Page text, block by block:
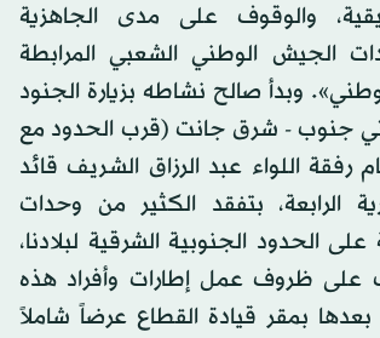
والوقوف على مدى الجاهزية
الجيش الوطني الشعبي المرابطة
وبدأ صالح نشاطه بزيارة الجنود
جنوب - شرق جانت (قرب الحدود مع
رفقة اللواء عبد الرزاق الشريف قائد
الرابعة، بتفقد الكثير من وحدات
على الحدود الجنوبية الشرقية لبلادنا،
ظروف عمل إطارات وأفراد هذه
بعدها بمقر قيادة القطاع عرضاً شاملاً